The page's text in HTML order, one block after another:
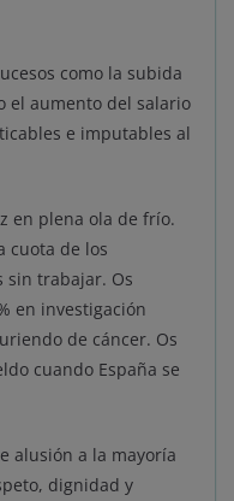
como la subida
el aumento del salario
e imputables al
en plena ola de frío.
cuota de los
sin trabajar. Os
en investigación
de cáncer. Os
cuando España se
alusión a la mayoría
dignidad y